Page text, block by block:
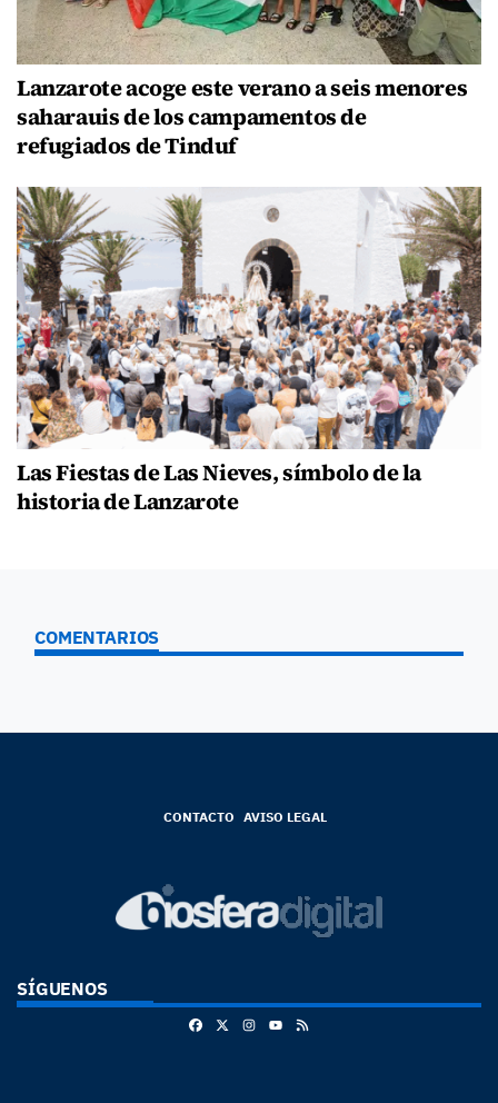
Lanzarote acoge este verano a seis menores
saharauis de los campamentos de
refugiados de Tinduf
Las Fiestas de Las Nieves, símbolo de la
historia de Lanzarote
COMENTARIOS
CONTACTO AVISO LEGAL
SÍGUENOS
FacebookInstagram